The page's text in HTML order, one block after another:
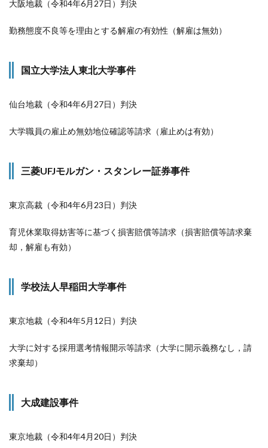
大阪地裁（令和4年6月27日）判決
勤務態度不良等を理由とする解雇の有効性（解雇は無効）
国立大学法人東北大学事件
仙台地裁（令和4年6月27日）判決
大学職員の雇止め無効地位確認等請求（雇止めは有効）
三菱UFJモルガン・スタンレー証券事件
東京高裁（令和4年6月23日）判決
育児休業取得妨害等に基づく損害賠償等請求（損害賠償等請求棄
却，解雇も有効）
学校法人早稲田大学事件
東京地裁（令和4年5月12日）判決
大学に対する採用選考情報開示等請求（大学に開示義務なし，請
求棄却）
大成建設事件
東京地裁（令和4年4月20日）判決